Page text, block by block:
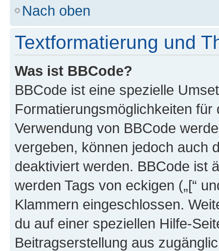
Nach oben
Textformatierung und
Was ist BBCode?
BBCode ist eine spezielle
Formatierungsmöglichkeiten
Verwendung von BBCode
vergeben, können jedoch auch
deaktiviert werden. BBCode ist
werden Tags von eckigen („[“
Klammern eingeschlossen.
du auf einer speziellen Hilfe-
Beitragserstellung aus